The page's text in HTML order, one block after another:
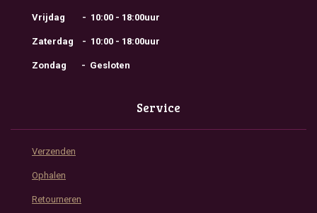
Vrijdag - 10:00 - 18:00uur
Zaterdag - 10:00 - 18:00uur
Zondag - Gesloten
Service
Verzenden
Ophalen
Retourneren